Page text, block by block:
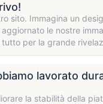
sito. Immagina un
le nostre
per la grande
lavorato
la stabilità della